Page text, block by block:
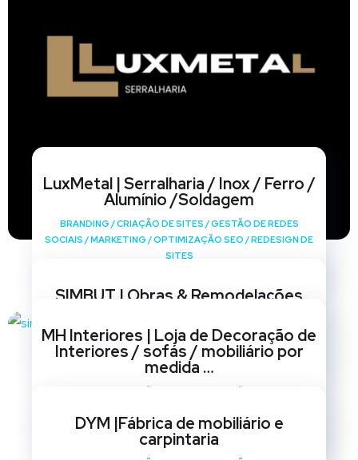
LuxMetal | Serralharia / Inox / Ferro /
Alumínio /Soldagem
BRANDING /CRIAÇÃO DE SITES /GESTÃO DE REDES
SOCIAIS /MARKETING /OPTIMIZAÇÃO SEO /REDESIGN DE
SITES
SIMBUT | Obras & Remodelações
SOCIAIS /MARKETING OPTIMIZAÇÃO SEO/ REDESIGN DE
SITES
MH Interiores | Loja de Decoração de
Interiores / sofás / mobiliário por
medida …
SITES
DYM |Fábrica de mobiliário e
carpintaria